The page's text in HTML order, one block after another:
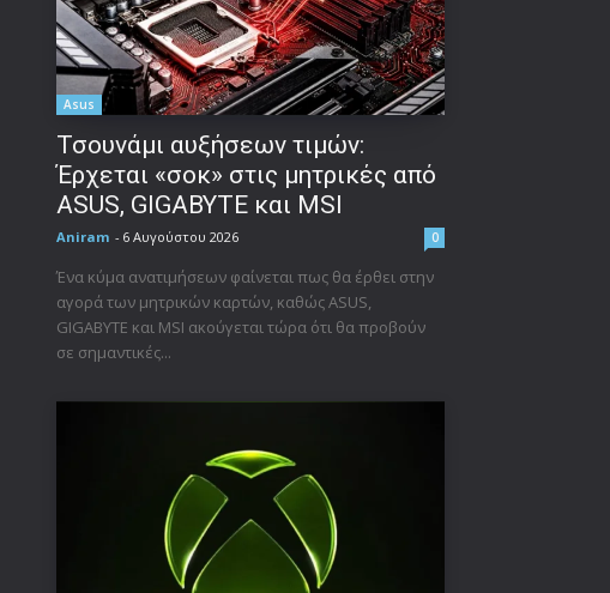
Asus
Τσουνάμι αυξήσεων τιμών:
Έρχεται «σοκ» στις μητρικές από
ASUS, GIGABYTE και MSI
Aniram - 6 Αυγούστου 2026 0
Ένα κύμα ανατιμήσεων φαίνεται πως θα έρθει στην
αγορά των μητρικών καρτών, καθώς ASUS,
GIGABYTE και MSI ακούγεται τώρα ότι θα προβούν
σε σημαντικές...